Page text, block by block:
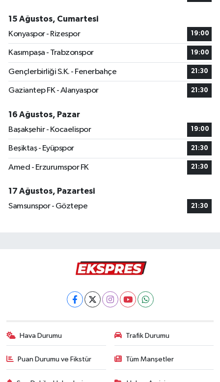
15 Ağustos, Cumartesi
Konyaspor - Rizespor
19:00
Kasımpaşa - Trabzonspor 19:00
Gençlerbirliği S.K. - Fenerbahçe 21:30
Gaziantep FK - Alanyaspor 21:30
16 Ağustos, Pazar
Başakşehir - Kocaelispor
19:00
Beşiktaş - Eyüpspor 21:30
Amed - Erzurumspor FK 21:30
17 Ağustos, Pazartesi
Samsunspor - Göztepe
21:30
Hava Durumu Trafik Durumu
Puan Durumu ve Fikstür Tüm Manşetler